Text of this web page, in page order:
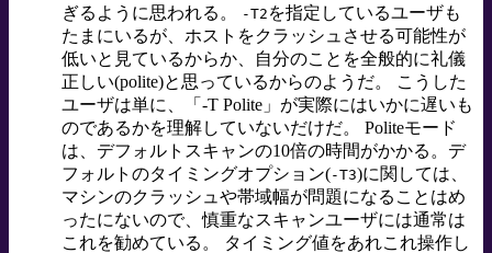
ぎるように思われる。
-T2 を指定しているユーザも
たまにいるが、ホストをクラッシュさせる可能性が
低いと見ているからか、自分のことを全般的に礼儀
正しい(polite)と思っているからのようだ。 こうした
ユーザは単に、「-T Polite」が実際にはいかに遅いも
のであるかを理解していないだけだ。 Politeモード
は、デフォルトスキャンの10倍の時間がかかる。デ
フォルトのタイミングオプション(-T3)に関しては、
マシンのクラッシュや帯域幅が問題になることはめ
ったにないので、慎重なスキャンユーザには通常は
これを勧めている。 タイミング値をあれこれ操作し